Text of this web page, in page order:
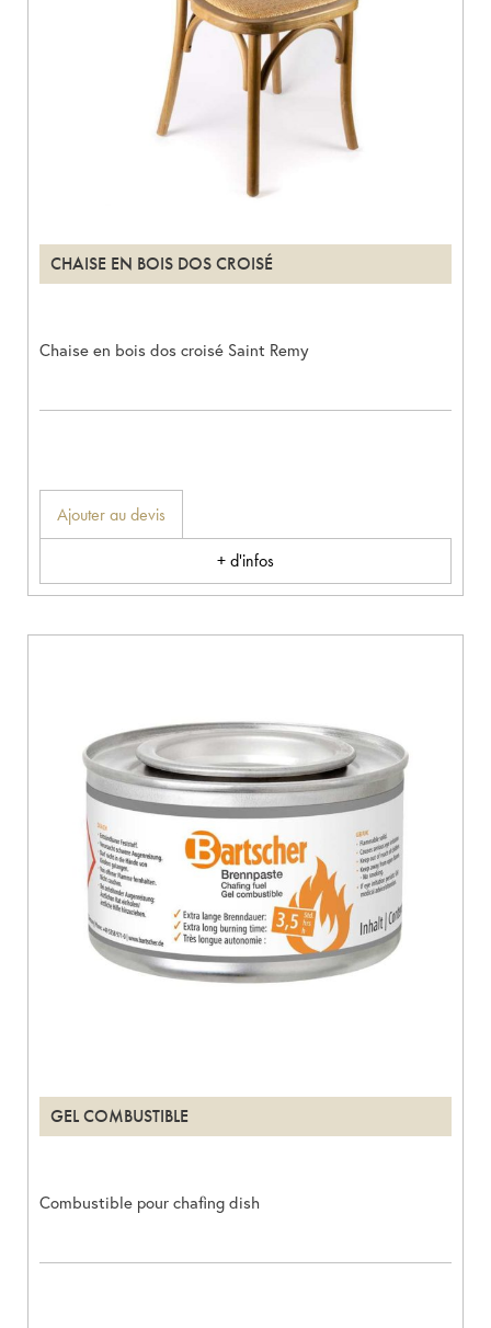
CHAISE EN BOIS DOS CROISÉ
Chaise en bois dos croisé Saint Remy
Ajouter au devis
+ d'infos
GEL COMBUSTIBLE
Combustible pour chafing dish